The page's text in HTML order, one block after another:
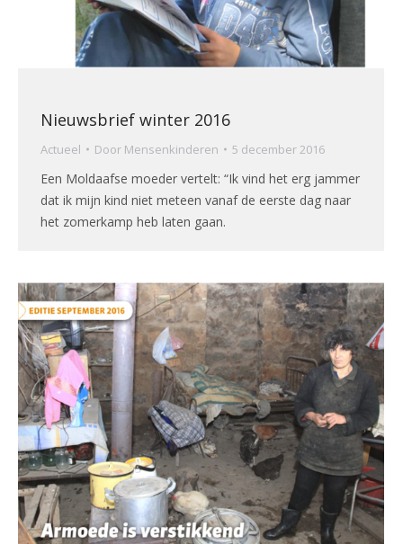
Nieuwsbrief winter 2016
Actueel Door Mensenkinderen 5 december 2016
Een Moldaafse moeder vertelt: “Ik vind het erg jammer
dat ik mijn kind niet meteen vanaf de eerste dag naar
het zomerkamp heb laten gaan.